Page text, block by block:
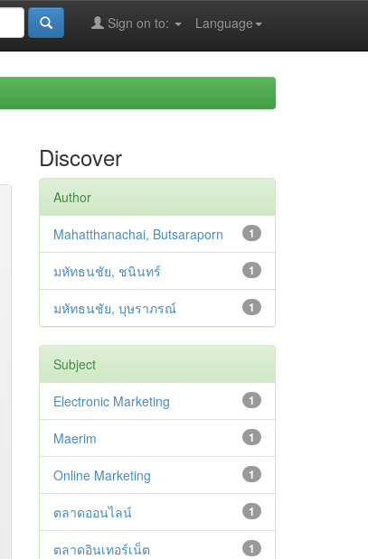
Language
Sign on to:
Discover
Author
1
Mahatthanachai, Butsaraporn
1
มหัทธนชัย, ชนินทร์
1
มหัทธนชัย, บุษราภรณ์
Subject
1
Electronic Marketing
1
Maerim
1
Online Marketing
1
ตลาดออนไลน์
1
ตลาดอินเทอร์เน็ต